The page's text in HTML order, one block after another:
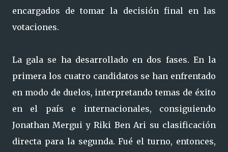
encargados de tomar la decisión final en las
votaciones.
La gala se ha desarrollado en dos fases. En la
primera los cuatro candidatos se han enfrentado
en modo de duelos, interpretando temas de éxito
en el país e internacionales, consiguiendo
Jonathan Mergui y Riki Ben Ari su clasificación
directa para la segunda. Fué el turno, entonces,